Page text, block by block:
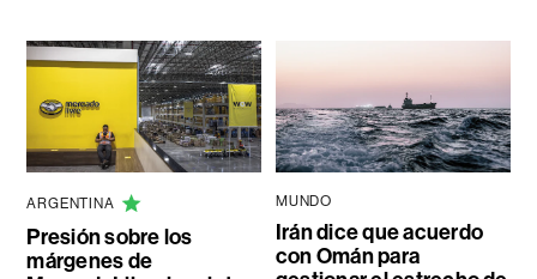
ARGENTINA
Presión sobre los
márgenes de
MUNDO
Irán dice que acuerdo
con Omán para